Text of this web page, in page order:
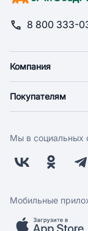
8 800 333-
Компания
Новости
Поставщикам
Заводчикам
Обратная связь
Покупателям
Оплата
Бонусная
Скидки и акции
Мобильное
Мы в социальных
Мобильные